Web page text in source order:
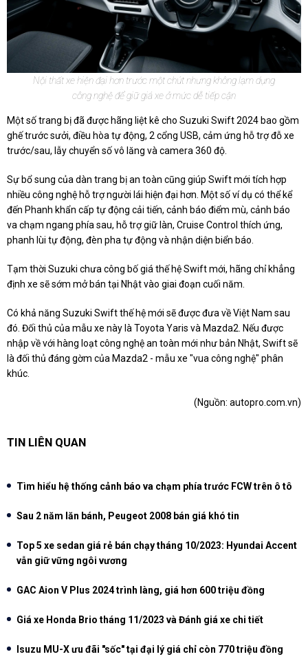
Nội thất xe hiện đại hơn trước một chút nhưng không lạm dụng
công nghệ để giữ giá xe ở mức dễ tiếp cận
Một số trang bị đã được hãng liệt kê cho Suzuki Swift 2024 bao gồm
ghế trước sưởi, điều hòa tự động, 2 cổng USB, cảm ứng hỗ trợ đỗ xe
trước/sau, lẫy chuyển số vô lăng và camera 360 độ.
Sự bổ sung của dàn trang bị an toàn cũng giúp Swift mới tích hợp
nhiều công nghệ hỗ trợ người lái hiện đại hơn. Một số ví dụ có thể kể
đến Phanh khẩn cấp tự động cải tiến, cảnh báo điểm mù, cảnh báo
va chạm ngang phía sau, hỗ trợ giữ làn, Cruise Control thích ứng,
phanh lùi tự động, đèn pha tự động và nhận diện biển báo.
Tạm thời Suzuki chưa công bố giá thế hệ Swift mới, hãng chỉ khẳng
định xe sẽ sớm mở bán tại Nhật vào giai đoạn cuối năm.
Có khả năng Suzuki Swift thế hệ mới sẽ được đưa về Việt Nam sau
đó. Đối thủ của mẫu xe này là Toyota Yaris và Mazda2. Nếu được
nhập về với hàng loạt công nghệ an toàn mới như bản Nhật, Swift sẽ
là đối thủ đáng gờm của Mazda2 - mẫu xe "vua công nghệ" phân
khúc.
(Nguồn: autopro.com.vn)
TIN LIÊN QUAN
Tìm hiểu hệ thống cảnh báo va chạm phía trước FCW trên ô tô
Sau 2 năm lăn bánh, Peugeot 2008 bán giá khó tin
Top 5 xe sedan giá rẻ bán chạy tháng 10/2023: Hyundai Accent
vẫn giữ vững ngôi vương
GAC Aion V Plus 2024 trình làng, giá hơn 600 triệu đồng
Giá xe Honda Brio tháng 11/2023 và Đánh giá xe chi tiết
Isuzu MU-X ưu đãi "sốc" tại đại lý giá chỉ còn 770 triệu đồng